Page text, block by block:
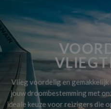
Vlieg voordelig en
jouw droombestemming met
ideale keuze voor reizigers die